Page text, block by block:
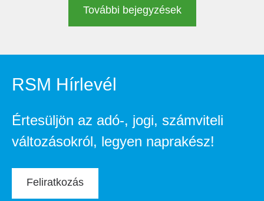
További bejegyzések
RSM Hírlevél
Értesüljön az adó-, jogi, számviteli
változásokról, legyen naprakész!
Feliratkozás